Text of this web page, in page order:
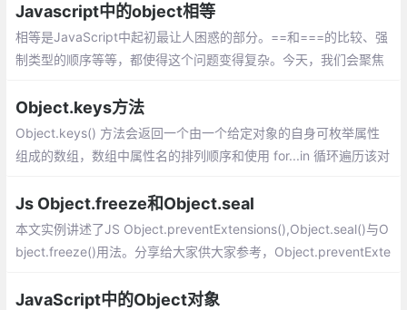
Javascript中的object相等
相等是JavaScript中起初最让人困惑的部分。==和===的比较、强
制类型的顺序等等，都使得这个问题变得复杂。今天，我们会聚焦
Object.keys方法
Object.keys() 方法会返回一个由一个给定对象的自身可枚举属性
组成的数组，数组中属性名的排列顺序和使用 for...in 循环遍历该对
Js Object.freeze和Object.seal
本文实例讲述了JS Object.preventExtensions(),Object.seal()与O
bject.freeze()用法。分享给大家供大家参考，Object.preventExte
对象的原型添加属性。
JavaScript中的Object对象